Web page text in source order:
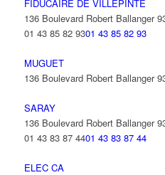
FIDUCAIRE DE VILLEPINTE
136 Boulevard Robert Ballanger
01 43 85 82 9301 43 85 82 93
MUGUET
136 Boulevard Robert Ballanger
SARAY
136 Boulevard Robert Ballanger
01 43 83 87 4401 43 83 87 44
ELEC CA